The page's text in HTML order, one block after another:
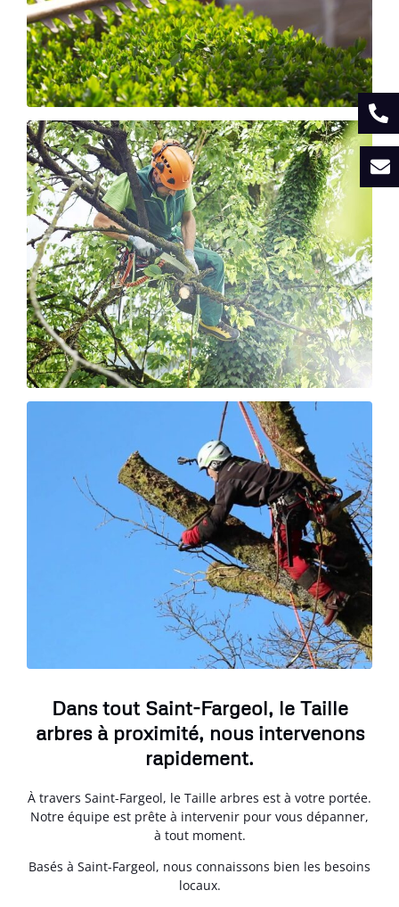
Dans tout Saint-Fargeol, le Taille
arbres à proximité, nous intervenons
rapidement.
À travers Saint-Fargeol, le Taille arbres est à votre portée.
Notre équipe est prête à intervenir pour vous dépanner,
à tout moment.
Basés à Saint-Fargeol, nous connaissons bien les besoins
locaux.